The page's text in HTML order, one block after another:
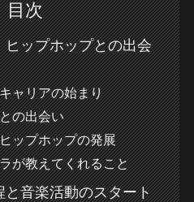
目次
ヒップホップとの出会
ャリアの始まり
の出会い
ップホップの発展
が教えてくれること
と音楽活動のスタート